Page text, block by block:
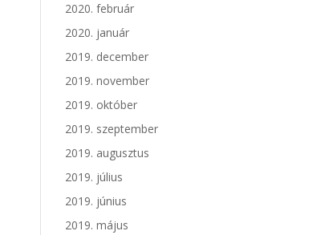
2020. február
2020. január
2019. december
2019. november
2019. október
2019. szeptember
2019. augusztus
2019. július
2019. június
2019. május